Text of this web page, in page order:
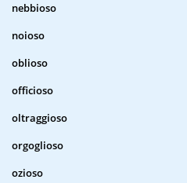
nebbioso
noioso
oblioso
officioso
oltraggioso
orgoglioso
ozioso